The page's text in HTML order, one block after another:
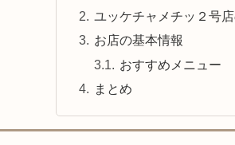
ユッケチャメチッ２号
お店の基本情報
おすすめメニュー
まとめ